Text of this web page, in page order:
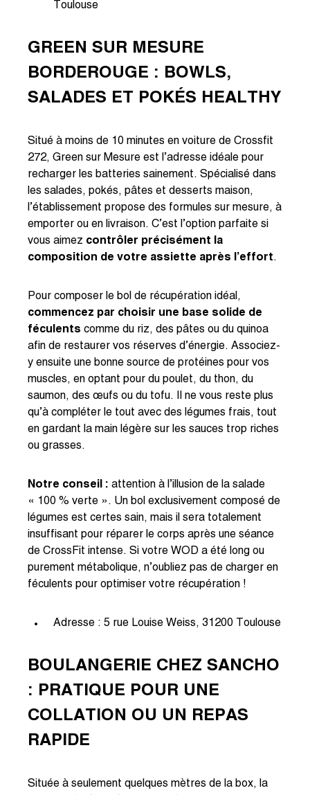
Toulouse
GREEN SUR MESURE
BORDEROUGE : BOWLS,
SALADES ET POKÉS HEALTHY
Situé à moins de 10 minutes en voiture de Crossfit
272, Green sur Mesure est l’adresse idéale pour
recharger les batteries sainement. Spécialisé dans
les salades, pokés, pâtes et desserts maison,
l’établissement propose des formules sur mesure, à
emporter ou en livraison. C’est l’option parfaite si
vous aimez contrôler précisément la
composition de votre assiette après l’effort.
Pour composer le bol de récupération idéal,
commencez par choisir une base solide de
féculents comme du riz, des pâtes ou du quinoa
afin de restaurer vos réserves d’énergie. Associez-
y ensuite une bonne source de protéines pour vos
muscles, en optant pour du poulet, du thon, du
saumon, des œufs ou du tofu. Il ne vous reste plus
qu’à compléter le tout avec des légumes frais, tout
en gardant la main légère sur les sauces trop riches
ou grasses.
Notre conseil : attention à l’illusion de la salade
« 100 % verte ». Un bol exclusivement composé de
légumes est certes sain, mais il sera totalement
insuffisant pour réparer le corps après une séance
de CrossFit intense. Si votre WOD a été long ou
purement métabolique, n’oubliez pas de charger en
féculents pour optimiser votre récupération !
Adresse : 5 rue Louise Weiss, 31200 Toulouse
BOULANGERIE CHEZ SANCHO
: PRATIQUE POUR UNE
COLLATION OU UN REPAS
RAPIDE
Située à seulement quelques mètres de la box, la